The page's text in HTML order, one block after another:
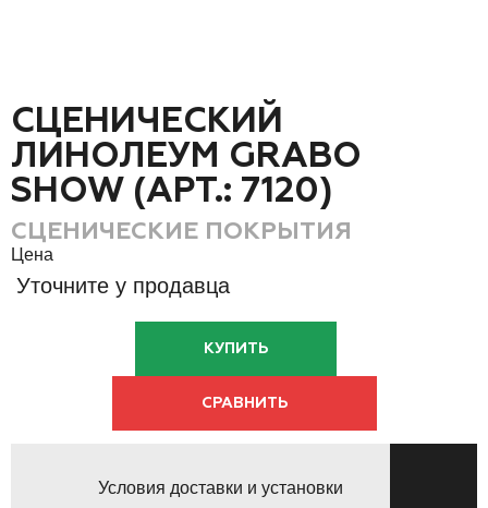
СЦЕНИЧЕСКИЙ
ЛИНОЛЕУМ GRABO
SHOW (АРТ.: 7120)
СЦЕНИЧЕСКИЕ ПОКРЫТИЯ
Цена
Уточните у продавца
КУПИТЬ
СРАВНИТЬ
Условия доставки и установки